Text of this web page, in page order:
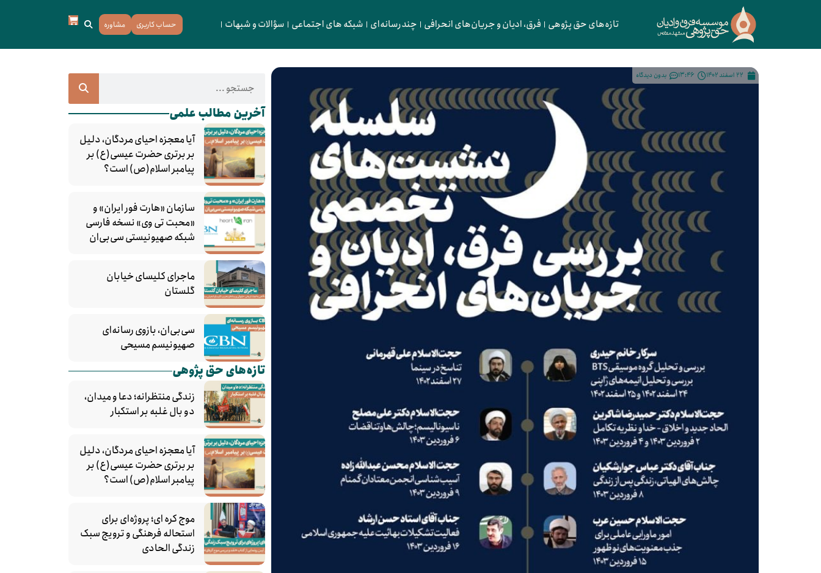
تازه‌های حق پژوهی فرق، ادیان و جریان‌های انحرافی چندرسانه‌ای شبکه های اجتماعی سؤالات و شبهات حساب کاربری مشاوره
22 اسفند 1402 13:46 بدون دیدگاه
آخرین مطالب علمی
آیا معجزه احیای مردگان، دلیل
بر برتری حضرت عیسی(ع) بر
پیامبر اسلام(ص) است؟
سازمان «هارت فور ایران» و
«محبت تی‌ وی» نسخه فارسی
شبکه صهیونیستی سی‌بی‌ان
ماجرای کلیسای خیابان
گلستان
سی‌بی‌ان، بازوی رسانه‌ای
صهیونیسم مسیحی
تازه‌های حق پژوهی
زندگی منتظرانه؛ دعا و میدان،
دو بال غلبه بر استکبار
آیا معجزه احیای مردگان، دلیل
بر برتری حضرت عیسی(ع) بر
پیامبر اسلام(ص) است؟
موج کره‌ ای؛ پروژه‌ای برای
استحاله فرهنگی و ترویج سبک
زندگی الحادی